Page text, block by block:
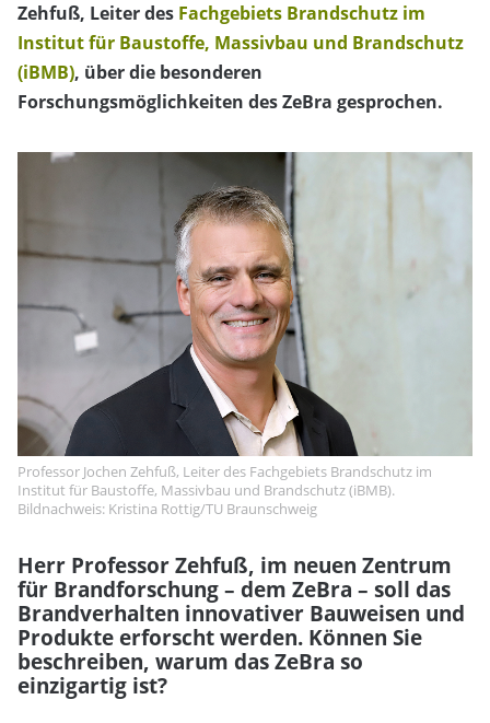
Zehfuß, Leiter des Fachgebiets Brandschutz im
Institut für Baustoffe, Massivbau und Brandschutz
(iBMB), über die besonderen
Forschungsmöglichkeiten des ZeBra gesprochen.
Professor Jochen Zehfuß, Leiter des Fachgebiets Brandschutz im
Institut für Baustoffe, Massivbau und Brandschutz (iBMB).
Bildnachweis: Kristina Rottig/TU Braunschweig
Herr Professor Zehfuß, im neuen Zentrum
für Brandforschung – dem ZeBra – soll das
Brandverhalten innovativer Bauweisen und
Produkte erforscht werden. Können Sie
beschreiben, warum das ZeBra so
einzigartig ist?